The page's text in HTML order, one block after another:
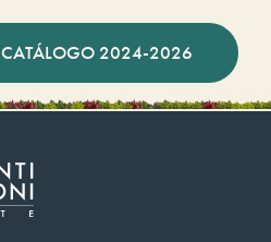
CATÁLOGO 2024-2026